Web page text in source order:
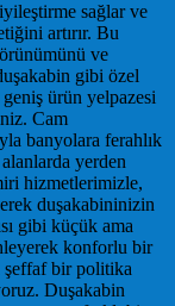
sağlar ve
artırır. Bu
ve
gibi özel
ürün yelpazesi
Cam
banyolara ferahlık
yerden
hizmetlerimizle,
duşakabininizin
gibi küçük ama
konforlu bir
şeffaf bir politika
Duşakabin